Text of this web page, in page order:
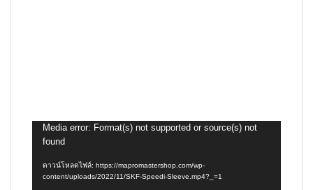
ตัว
เล่น
ไฟล์
วิดีโอ
Media error: Format(s) not supported or source(s) not
found
ดาวน์โหลดไฟล์: https://mapromastershop.com/wp-
content/uploads/2022/11/SKF-Speedi-Sleeve.mp4?_=1